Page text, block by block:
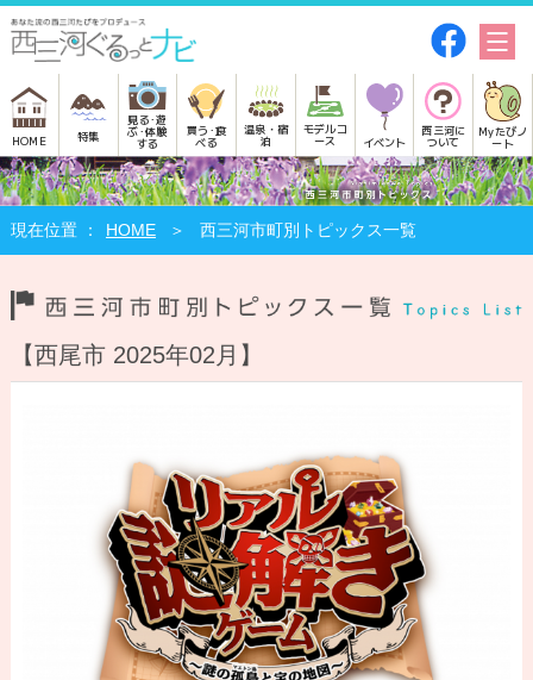
HOME 特集
見る･遊
ぶ･体験
する
買う･食
べる
温泉・宿
泊
モデルコ
ース イベント
西三河に
ついて
Myたびノ
ート
HOME 西三河市町別トピックス一覧
【西尾市 2025年02月】